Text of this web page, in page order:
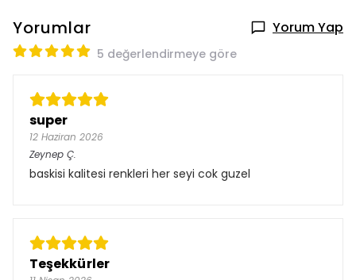
Yorumlar Yorum Yap
5 değerlendirmeye göre
super
12 Haziran 2026
Zeynep Ç.
baskisi kalitesi renkleri her seyi cok guzel
Teşekkürler